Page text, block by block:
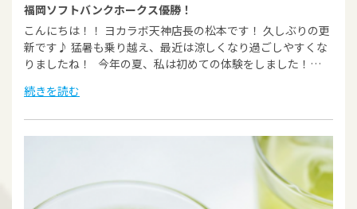
福岡ソフトバンクホークス優勝！
こんにちは！！ ヨカラボ天神店長の松本です！ 久しぶりの更
新です♪ 猛暑も乗り越え、最近は涼しくなり過ごしやすくな
りましたね！ 今年の夏、私は初めての体験をしました！…
続きを読む